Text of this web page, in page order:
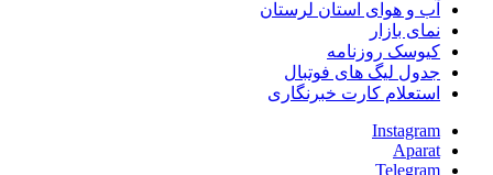
آب و هوای استان لرستان
نمای بازار
کیوسک روزنامه
جدول لیگ های فوتبال
استعلام کارت خبرنگاری
Instagram
Aparat
Telegram